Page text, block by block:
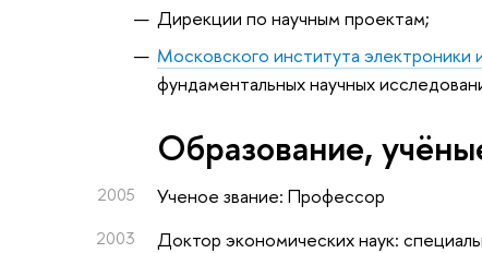
Дирекции по научным проектам;
Московского института электроники
фундаментальных научных
Oбразование,
2005 Ученое звание: Профессор
2003
Доктор экономических наук: